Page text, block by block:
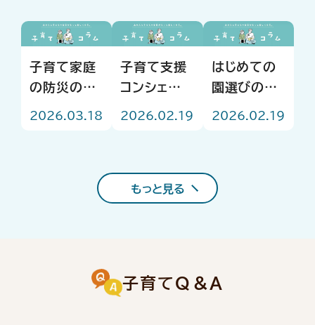
子育て家庭
の防災のヒ
2026.03.18
子育て支援
コンシェルジ
2026.02.19
はじめての
園選びの心
ですか？
2026.02.19
もっと見る
子育てQ＆A